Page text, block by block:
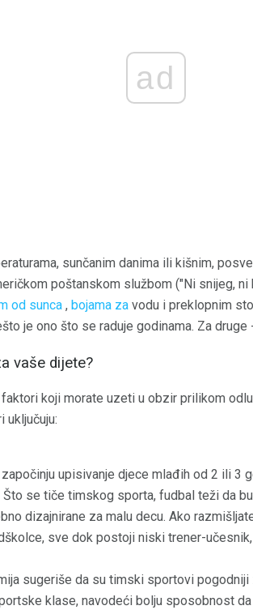
ad
sunčanim danima ili kišnim,
poštanskom službom ("Ni snijeg, ni
od sunca , bojama za vodu i preklopnim
je ono što se raduje godinama. Za druge
vaše dijete?
koji morate uzeti u obzir prilikom
uključuju:
upisivanje djece mlađih od 2 ili 3
Što se tiče timskog sporta, fudbal teži da
dizajnirane za malu decu. Ako
sve dok postoji niski trener-
sugeriše da su timski sportovi
klase, navodeći bolju sposobnost